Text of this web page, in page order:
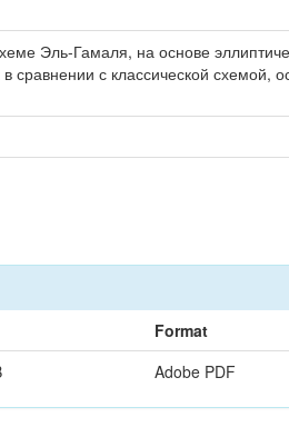
Эль-Гамаля, на основе
с классической схемой,
Format
Adobe PDF